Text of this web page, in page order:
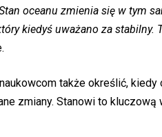
oceanu zmienia się w tym
kiedyś uważano za stabilny.
także określić,
zmiany. Stanowi to